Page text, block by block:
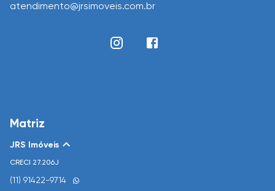
atendimento@jrsimoveis.com.br
Matriz
JRS Imóveis
CRECI 27.206J
(11) 91422-9714